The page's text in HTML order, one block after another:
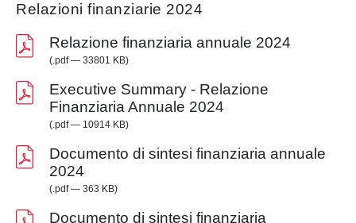
Relazioni finanziarie 2024
Relazione finanziaria annuale 2024
(.pdf — 33801 KB)
Executive Summary - Relazione
Finanziaria Annuale 2024
(.pdf — 10914 KB)
Documento di sintesi finanziaria annuale
2024
(.pdf — 363 KB)
Documento di sintesi finanziaria